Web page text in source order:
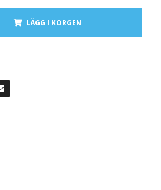
LÄGG I KORGEN